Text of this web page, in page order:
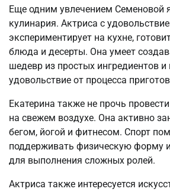
Еще одним увлечением Семеновой
кулинария. Актриса с
экспериментирует на кухне,
блюда и десерты. Она умеет
шедевр из простых ингредиентов и
удовольствие от процесса
Екатерина также не прочь
на свежем воздухе. Она активно
бегом, йогой и фитнесом. Спорт
поддерживать физическую форму
для выполнения сложных ролей.
Актриса также интересуется